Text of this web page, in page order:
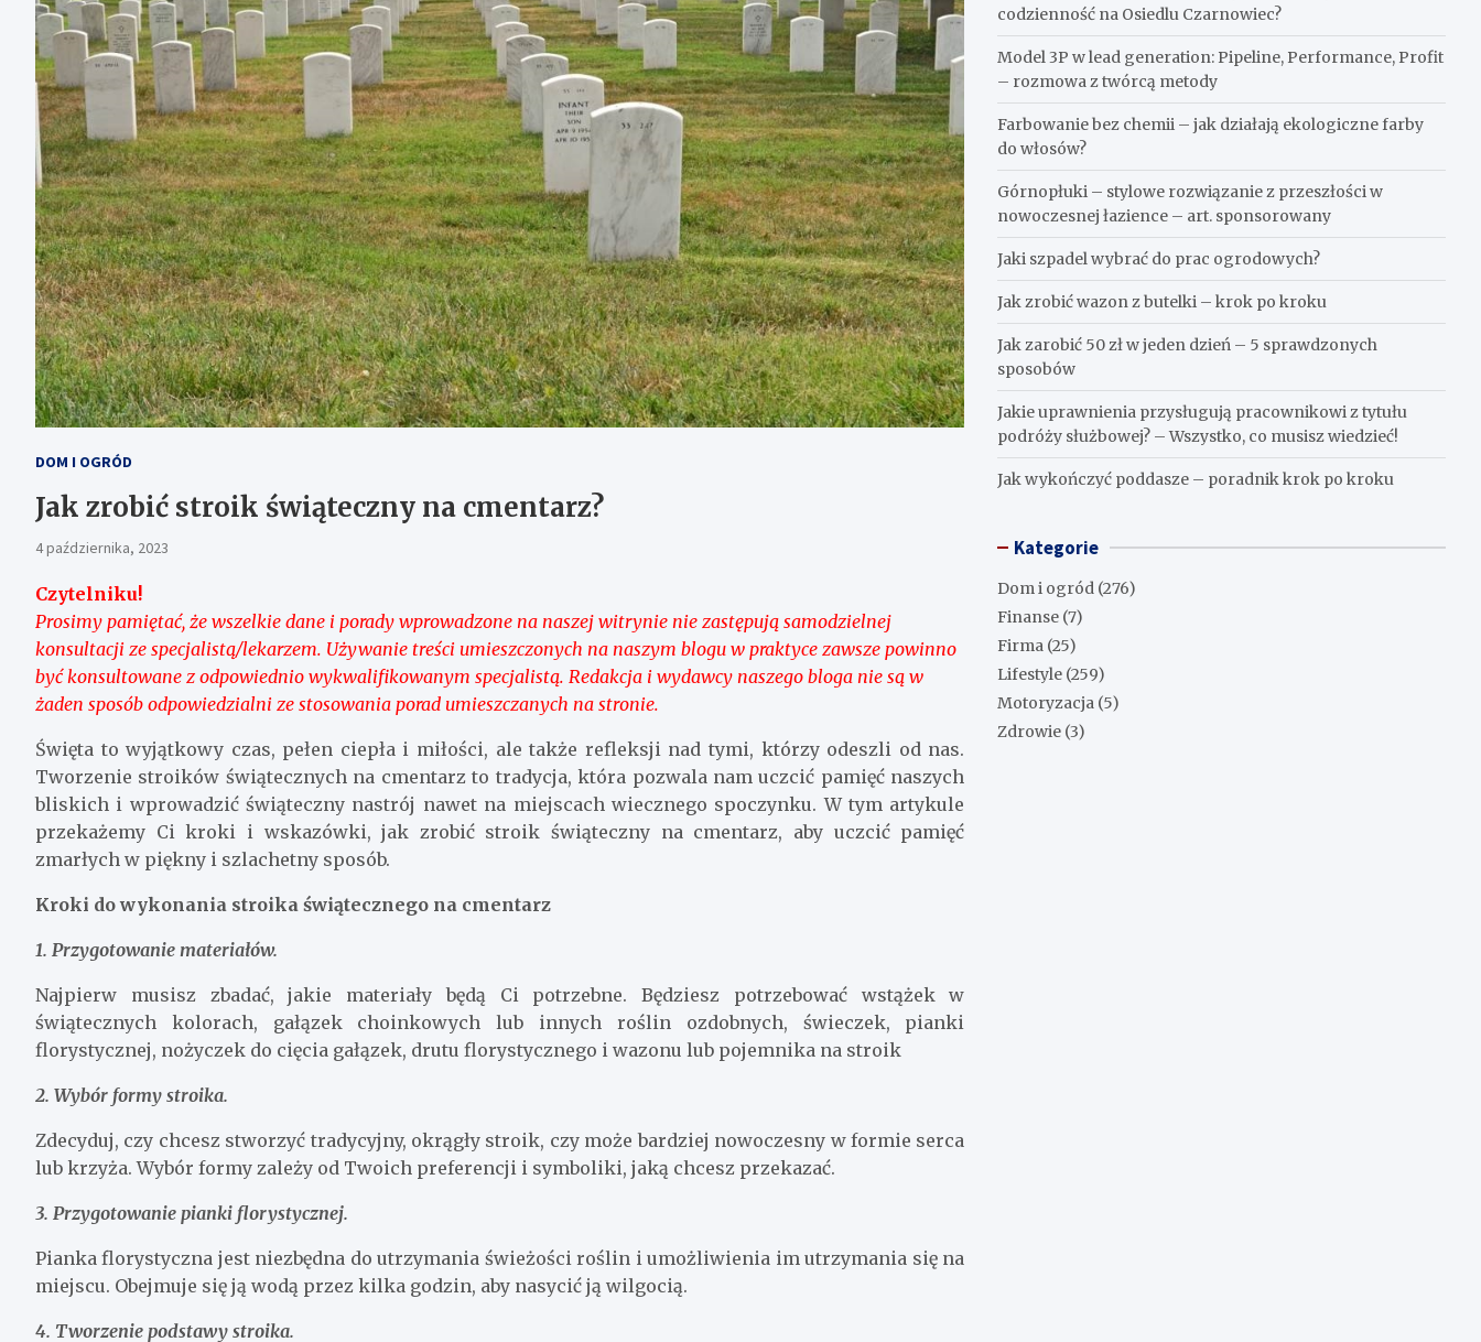
DOM I OGRÓD
Jak zrobić stroik świąteczny na cmentarz?
4 października, 2023
Czytelniku!
Prosimy pamiętać, że wszelkie dane i porady wprowadzone na naszej witrynie nie zastępują samodzielnej
konsultacji ze specjalistą/lekarzem. Używanie treści umieszczonych na naszym blogu w praktyce zawsze powinno
być konsultowane z odpowiednio wykwalifikowanym specjalistą. Redakcja i wydawcy naszego bloga nie są w
żaden sposób odpowiedzialni ze stosowania porad umieszczanych na stronie.
Święta to wyjątkowy czas, pełen ciepła i miłości, ale także refleksji nad tymi, którzy odeszli od nas.
Tworzenie stroików świątecznych na cmentarz to tradycja, która pozwala nam uczcić pamięć naszych
bliskich i wprowadzić świąteczny nastrój nawet na miejscach wiecznego spoczynku. W tym artykule
przekażemy Ci kroki i wskazówki, jak zrobić stroik świąteczny na cmentarz, aby uczcić pamięć
zmarłych w piękny i szlachetny sposób.
Kroki do wykonania stroika świątecznego na cmentarz
1. Przygotowanie materiałów.
Najpierw musisz zbadać, jakie materiały będą Ci potrzebne. Będziesz potrzebować wstążek w
świątecznych kolorach, gałązek choinkowych lub innych roślin ozdobnych, świeczek, pianki
florystycznej, nożyczek do cięcia gałązek, drutu florystycznego i wazonu lub pojemnika na stroik
2. Wybór formy stroika.
Zdecyduj, czy chcesz stworzyć tradycyjny, okrągły stroik, czy może bardziej nowoczesny w formie serca
lub krzyża. Wybór formy zależy od Twoich preferencji i symboliki, jaką chcesz przekazać.
3. Przygotowanie pianki florystycznej.
Pianka florystyczna jest niezbędna do utrzymania świeżości roślin i umożliwienia im utrzymania się na
miejscu. Obejmuje się ją wodą przez kilka godzin, aby nasycić ją wilgocią.
4. Tworzenie podstawy stroika.
codzienność na Osiedlu Czarnowiec?
Model 3P w lead generation: Pipeline, Performance, Profit
– rozmowa z twórcą metody
Farbowanie bez chemii – jak działają ekologiczne farby
do włosów?
Górnopłuki – stylowe rozwiązanie z przeszłości w
nowoczesnej łazience – art. sponsorowany
Jaki szpadel wybrać do prac ogrodowych?
Jak zrobić wazon z butelki – krok po kroku
Jak zarobić 50 zł w jeden dzień – 5 sprawdzonych
sposobów
Jakie uprawnienia przysługują pracownikowi z tytułu
podróży służbowej? – Wszystko, co musisz wiedzieć!
Jak wykończyć poddasze – poradnik krok po kroku
Kategorie
Dom i ogród (276)
Finanse (7)
Firma (25)
Lifestyle (259)
Motoryzacja (5)
Zdrowie (3)